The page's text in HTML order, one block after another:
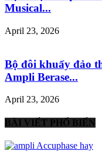
Musical...
April 23, 2026
Bộ đôi khuấy đảo
Ampli Berase...
April 23, 2026
BÀI VIẾT PHỔ BIẾN